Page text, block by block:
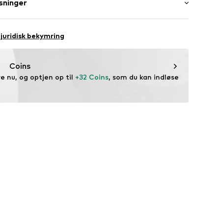
1-7 bekymring
Coins
nu, og optjen op til +32 Coins, som du kan indløse